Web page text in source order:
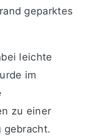
geparktes
leichte
im
zu einer
gebracht.